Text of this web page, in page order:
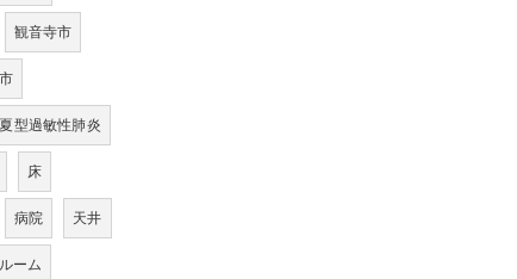
観音寺市
夏型過敏性肺炎
床
病院 天井
ーム